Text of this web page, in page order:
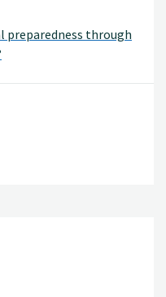
preparedness through